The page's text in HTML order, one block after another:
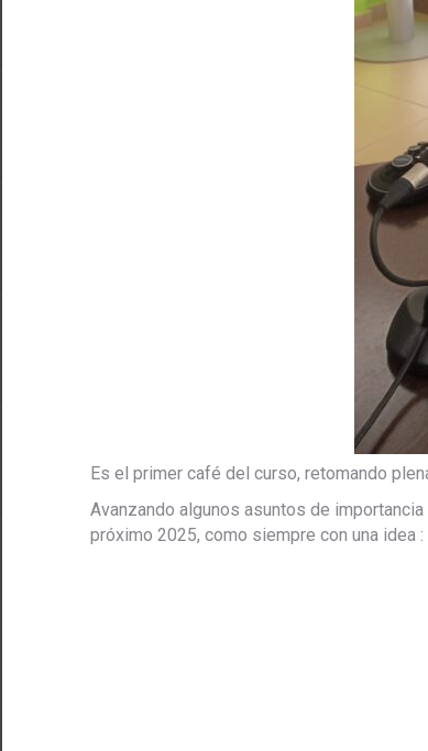
Es el primer café del curso, retomando
Avanzando algunos asuntos de
próximo 2025, como siempre con una idea :